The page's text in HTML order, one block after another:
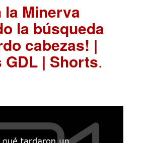
la Minerva
la búsqueda
cabezas! |
GDL | Shorts.